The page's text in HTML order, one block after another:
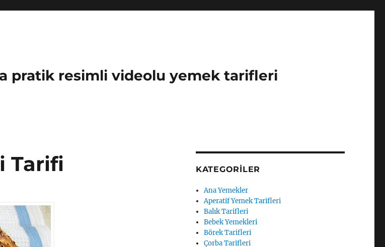
pratik resimli videolu yemek tarifleri
Tarifi KATEGORILER
Ana Yemekler
Aperatif Yemek Tarifleri
Balık Tarifleri
Bebek Yemekleri
Börek Tarifleri
Çorba Tarifleri